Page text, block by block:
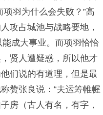
羽为什么会失败？”高
攻占城池与战略要地，
成大事业。而项羽恰恰
贤人遭疑惑，所以他才
们说的有道理，但是最
赞张良说：“夫运筹帷幄
房（古人有名，有字，